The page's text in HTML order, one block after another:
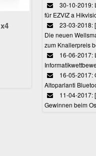
30-10-2019:
für EZVIZ a
23-03-2018:
Die neuen
zum Knallerpreis
16-06-2017:
16-05-2017:
Altoparlanti
11-04-2017:
Gewinnen beim